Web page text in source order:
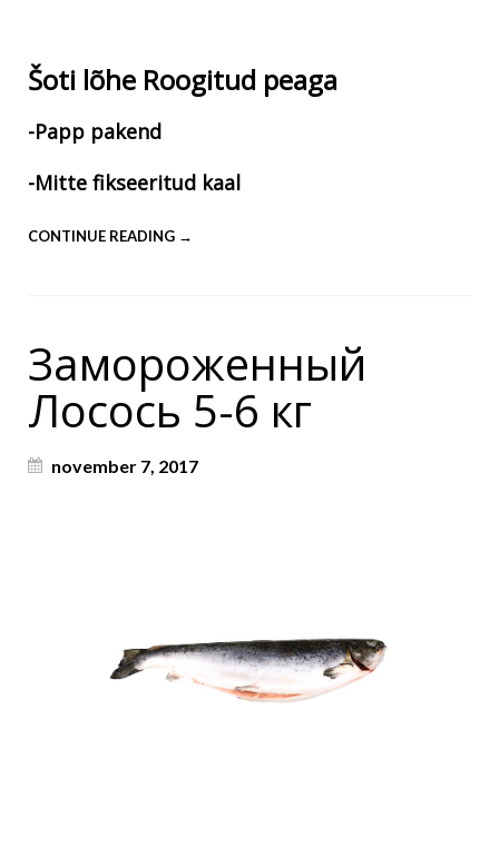
Šoti lõhe Roogitud peaga
-Papp pakend
-Mitte fikseeritud kaal
CONTINUE READING →
Замороженный
Лосось 5-6 кг
november 7, 2017